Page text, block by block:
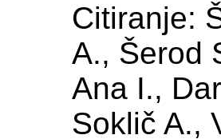
Citiranje:
A., Šerod
Ana I.,
Soklič A.,